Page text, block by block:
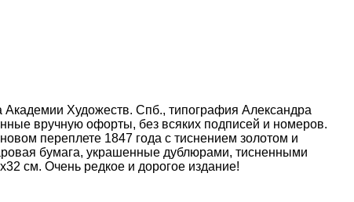
Художеств. Спб., типография Александра
вручную офорты, без всяких подписей и номеров.
переплете 1847 года с тиснением золотом и
бумага, украшенные дублюрами, тисненными
см. Очень редкое и дорогое издание!